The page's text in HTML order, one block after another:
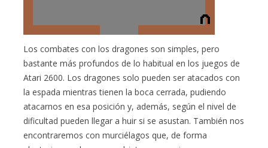
Los combates con los dragones son simples, pero
bastante más profundos de lo habitual en los juegos de
Atari 2600. Los dragones solo pueden ser atacados con
la espada mientras tienen la boca cerrada, pudiendo
atacarnos en esa posición y, además, según el nivel de
dificultad pueden llegar a huir si se asustan. También nos
encontraremos con murciélagos que, de forma